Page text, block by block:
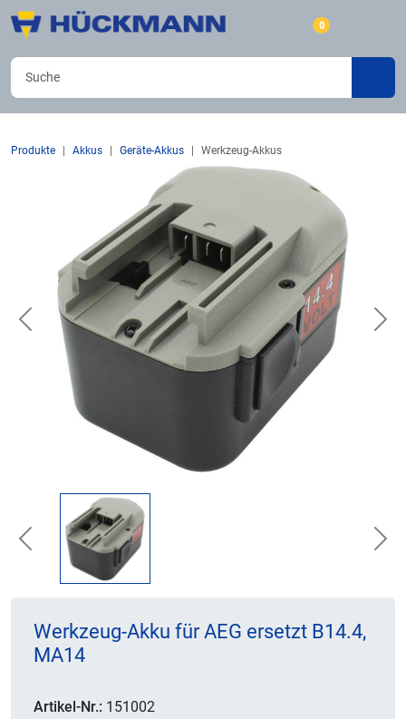
0
Produkte Akkus Geräte-Akkus Werkzeug-Akkus
Previous
Previous
Werkzeug-Akku für AEG ersetzt B14.4,
MA14
Artikel-Nr.: 151002